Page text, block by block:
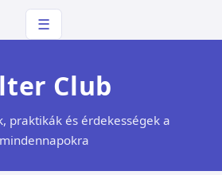
☰
Club
praktikák és érdekességek a
mindennapokra